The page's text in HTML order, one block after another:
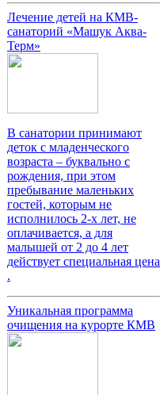
Лечение детей на КМВ-
санаторий «Машук Аква-
Терм»
В санатории принимают
деток с младенческого
возраста – буквально с
рождения, при этом
пребывание маленьких
гостей, которым не
исполнилось 2-х лет, не
оплачивается, а для
малышей от 2 до 4 лет
действует специальная цена
.
Уникальная программа
очищения на курорте КМВ